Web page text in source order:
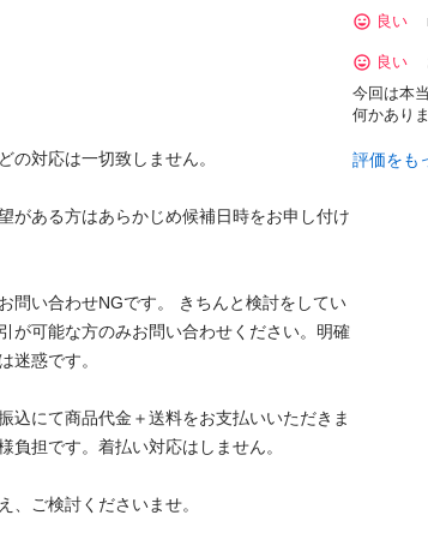
の対応は一切致しません。
がある方はあらかじめ候補日時をお申し付け
問い合わせNGです。 きちんと検討をしてい
が可能な方のみお問い合わせください。明確
迷惑です。
込にて商品代金＋送料をお支払いいただきま
負担です。着払い対応はしません。
、ご検討くださいませ。
良い
良い
今回は本
何かあり
評価をも